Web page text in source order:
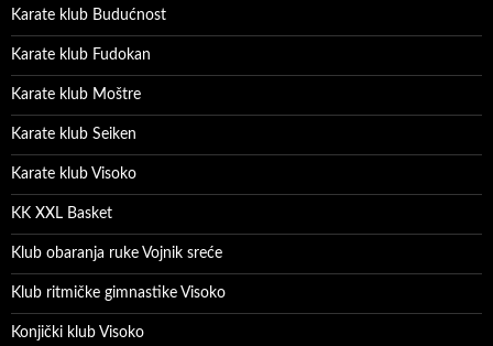
Karate klub Budućnost
Karate klub Fudokan
Karate klub Moštre
Karate klub Seiken
Karate klub Visoko
KK XXL Basket
Klub obaranja ruke Vojnik sreće
Klub ritmičke gimnastike Visoko
Konjički klub Visoko